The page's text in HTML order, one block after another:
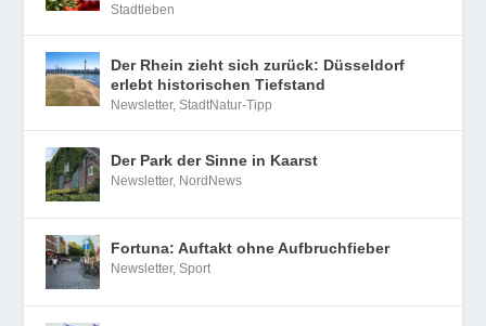
Stadtleben
Der Rhein zieht sich zurück: Düsseldorf
erlebt historischen Tiefstand
Newsletter,StadtNatur-Tipp
Der Park der Sinne in Kaarst
Newsletter, NordNews
Fortuna: Auftakt ohne Aufbruchfieber
Newsletter,Sport